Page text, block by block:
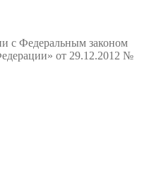
с Федеральным законом
от 29.12.2012 №